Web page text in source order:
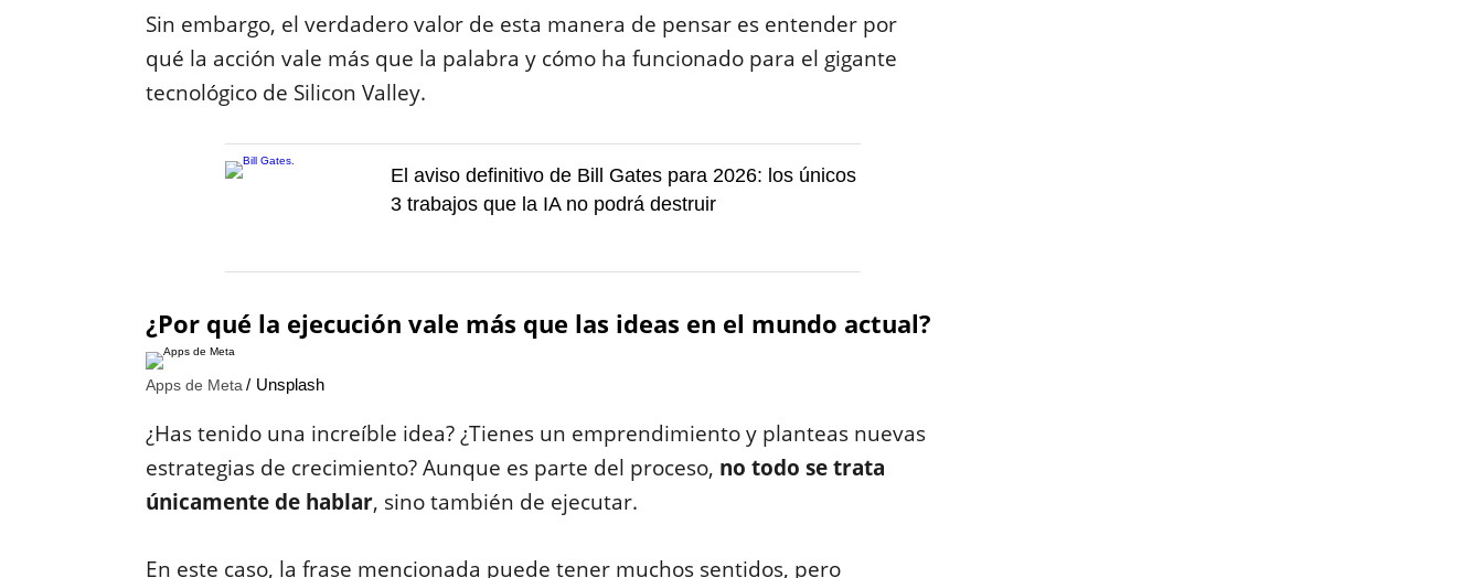
Sin embargo, el verdadero valor de esta manera de pensar es entender por
qué la acción vale más que la palabra y cómo ha funcionado para el gigante
tecnológico de Silicon Valley.
El aviso definitivo de Bill Gates para 2026: los únicos
3 trabajos que la IA no podrá destruir
¿Por qué la ejecución vale más que las ideas en el mundo actual?
Apps de Meta Unsplash
¿Has tenido una increíble idea? ¿Tienes un emprendimiento y planteas nuevas
estrategias de crecimiento? Aunque es parte del proceso, no todo se trata
únicamente de hablar, sino también de ejecutar.
En este caso, la frase mencionada puede tener muchos sentidos, pero